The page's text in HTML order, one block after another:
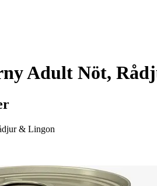
Adult Nöt,
& Lingon